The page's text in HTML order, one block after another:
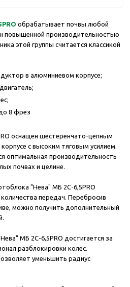
обрабатывает почвы любой
повышенной производительностью
этой группы считается классикой
в алюминиевом корпусе;
8 фрез
оснащен шестеренчато-цепным
с высоким тяговым усилием.
оптимальная производительность
почвах и целине.
"Нева" МБ 2С-6,5PRO
передач. Перебросив
можно получить дополнительный
МБ 2С-6,5PRO достигается за
разблокировки колес.
уменьшить радиус